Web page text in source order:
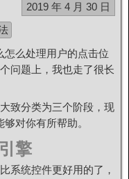
2019 年 4 月 30 日
怎么处理用户的点击位
问题上，我也走了很长
致分类为三个阶段，现
对你有所帮助。
擎
系统控件更好用的了，